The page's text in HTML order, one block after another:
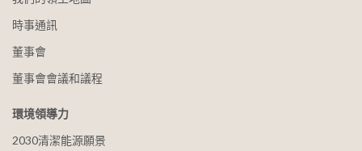
時事通訊
董事會
董事會會議和議程
環境領導力
2030清潔能源願景